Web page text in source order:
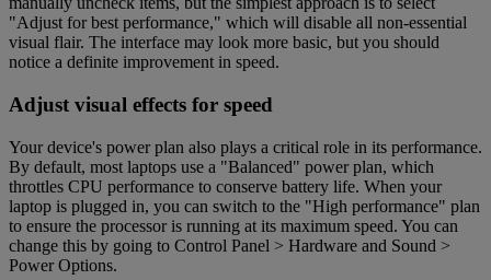
"Adjust for best performance," which will disable all non-essential
visual flair. The interface may look more basic, but you should
notice a definite improvement in speed.
Adjust visual effects for speed
Your device's power plan also plays a critical role in its performance.
By default, most laptops use a "Balanced" power plan, which
throttles CPU performance to conserve battery life. When your
laptop is plugged in, you can switch to the "High performance" plan
to ensure the processor is running at its maximum speed. You can
change this by going to Control Panel > Hardware and Sound >
Power Options.